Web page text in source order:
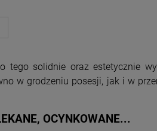
tego solidnie oraz estetycznie
w grodzeniu posesji, jak i w
OCYNKOWANE...